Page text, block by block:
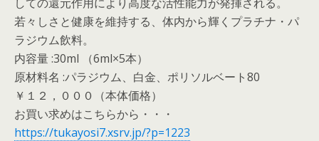
若々しさと健康を維持する、体内から輝くプラチナ・パ
ラジウム飲料。
内容量 :30ml （6ml×5本）
原材料名 :パラジウム、白金、ポリソルベート80
￥１２，０００（本体価格）
お買い求めはこちらから・・・
https://tukayosi7.xsrv.jp/?p=1223